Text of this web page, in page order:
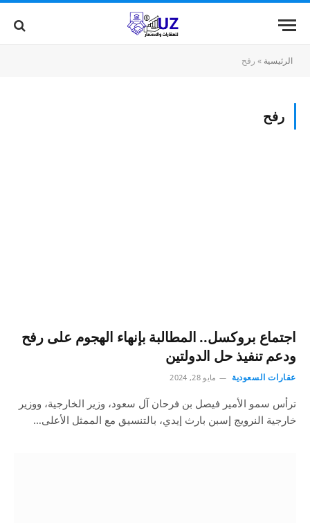
الرئيسية » رفح
رفح
اجتماع بروكسل.. المطالبة بإنهاء الهجوم على رفح
ودعم تنفيذ حل الدولتين
عقارات السعودية مايو 28, 2024
ترأس سمو الأمير فيصل بن فرحان آل سعود، وزير الخارجية، ووزير
خارجية النرويج إسبن بارث إيدي، بالتنسيق مع الممثل الأعلى…